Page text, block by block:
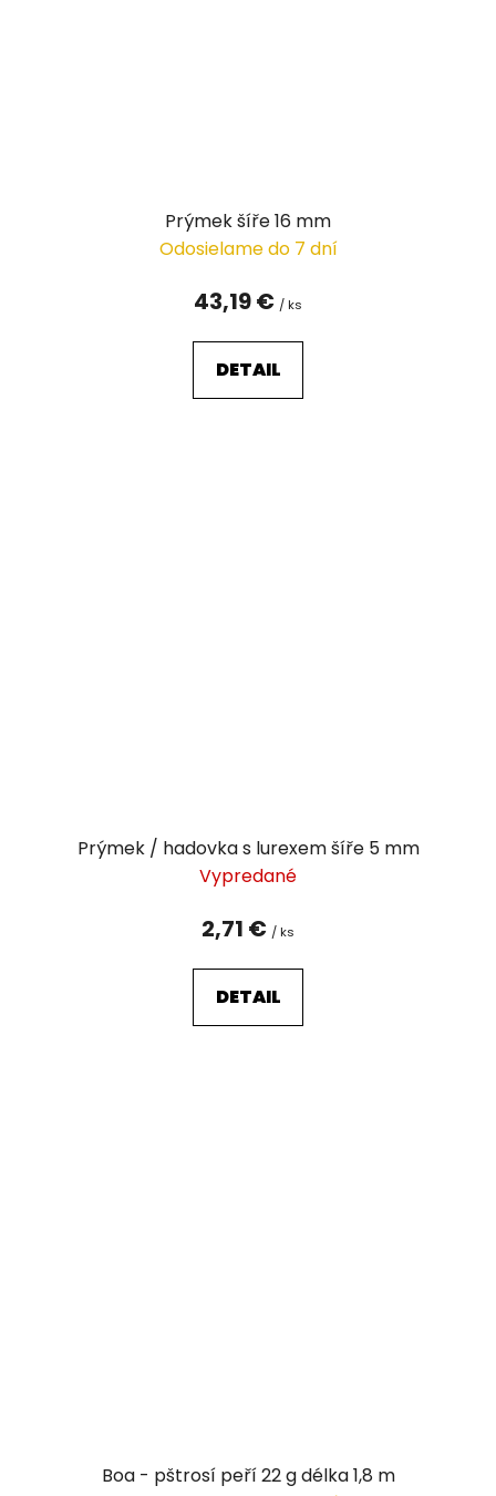
Prýmek šíře 16 mm
Odosielame do 7 dní
43,19 € / ks
DETAIL
Prýmek / hadovka s lurexem šíře 5 mm
Vypredané
2,71 € / ks
DETAIL
Boa - pštrosí peří 22 g délka 1,8 m